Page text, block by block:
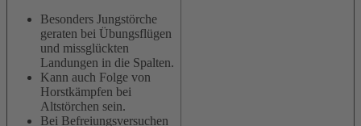
Besonders Jungstörche
geraten bei Übungsflügen
und missglückten
Landungen in die Spalten.
Kann auch Folge von
Horstkämpfen bei
Altstörchen sein.
Bei Befreiungsversuchen